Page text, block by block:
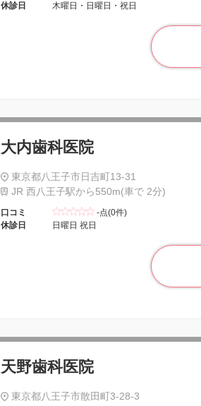
休診日
木曜日・日曜日・祝日
大内歯科医院
東京都八王子市日吉町13-31
JR 西八王子駅から550m(車で 2分)
口コミ
-点(0件)
休診日
日曜日 祝日
天野歯科医院
東京都八王子市散田町3-28-3